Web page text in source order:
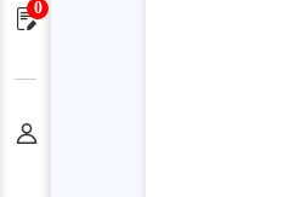
0